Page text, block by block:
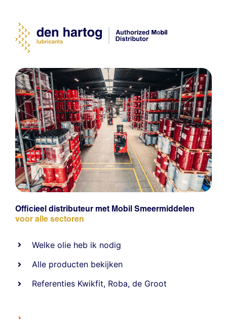
Officieel distributeur met Mobil Smeermiddelen
voor alle sectoren
Welke olie heb ik nodig
Alle producten bekijken
Referenties Kwikfit, Roba,de Groot